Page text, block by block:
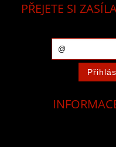
PŘEJETE SI